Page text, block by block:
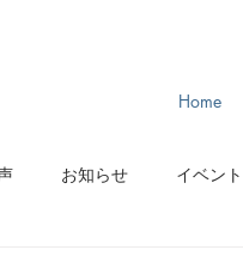
Home
お知らせ イベント